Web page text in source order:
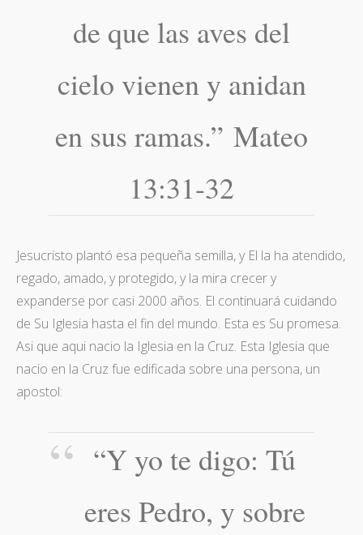
de que las aves del
cielo vienen y anidan
en sus ramas.” Mateo
13:31-32
Jesucristo plantó esa pequeña semilla, y El la ha atendido,
regado, amado, y protegido, y la mira crecer y
expanderse por casi 2000 años. El continuará cuidando
de Su Iglesia hasta el fin del mundo. Esta es Su promesa.
Asi que aqui nacio la Iglesia en la Cruz. Esta Iglesia que
nacio en la Cruz fue edificada sobre una persona, un
apostol:
“Y yo te digo: Tú
eres Pedro, y sobre